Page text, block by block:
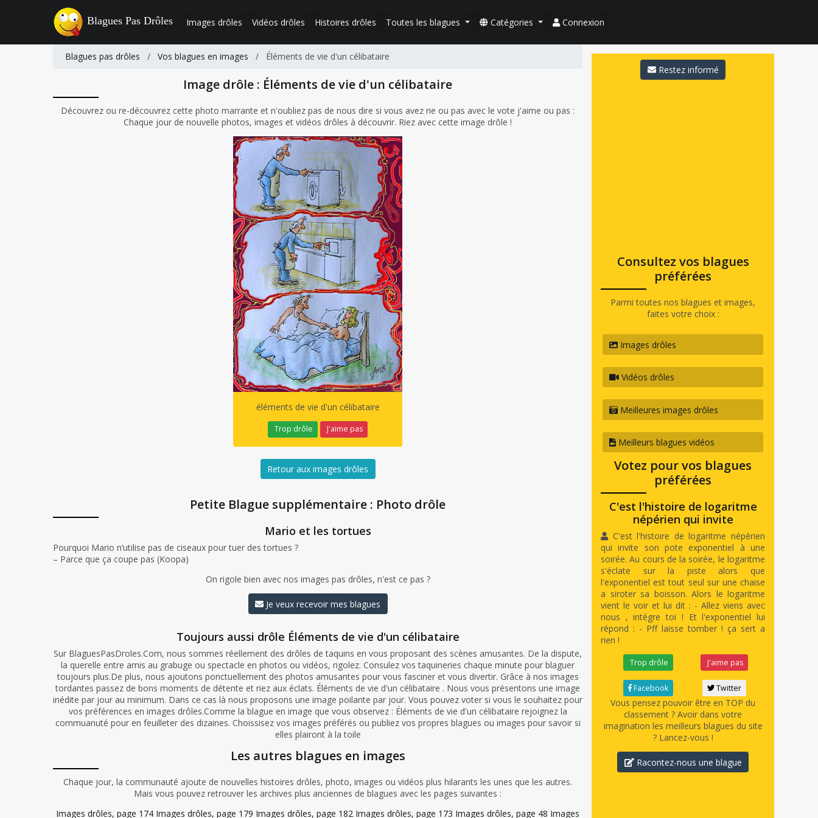
Blagues Pas Drôles Images drôles Vidéos drôles Histoires drôles Toutes les blagues Catégories Connexion
Blagues pas drôles / Vos blagues en images / Éléments de vie d'un célibataire
Image drôle : Éléments de vie d'un célibataire
Découvrez ou re-découvrez cette photo marrante et n'oubliez pas de nous dire si vous avez rie ou pas avec le vote j'aime ou pas :
Chaque jour de nouvelle photos, images et vidéos drôles à découvrir. Riez avec cette image drôle !
éléments de vie d'un célibataire
Trop drôle J'aime pas
Retour aux images drôles
Petite Blague supplémentaire : Photo drôle
Mario et les tortues
Pourquoi Mario n’utilise pas de ciseaux pour tuer des tortues ?
– Parce que ça coupe pas (Koopa)
On rigole bien avec nos images pas drôles, n'est ce pas ?
Je veux recevoir mes blagues
Toujours aussi drôle Éléments de vie d'un célibataire
Sur BlaguesPasDroles.Com, nous sommes réellement des drôles de taquins en vous proposant des scènes amusantes. De la dispute,
la querelle entre amis au grabuge ou spectacle en photos ou vidéos, rigolez. Consulez vos taquineries chaque minute pour blaguer
toujours plus.De plus, nous ajoutons ponctuellement des photos amusantes pour vous fasciner et vous divertir. Grâce à nos images
tordantes passez de bons moments de détente et riez aux éclats. Éléments de vie d'un célibataire . Nous vous présentons une image
inédite par jour au minimum. Dans ce cas là nous proposons une image poilante par jour. Vous pouvez voter si vous le souhaitez pour
vos préférences en images drôles.Comme la blague en image que vous observez : Éléments de vie d'un célibataire rejoignez la
commuanuté pour en feuilleter des dizaines. Choissisez vos images préférés ou publiez vos propres blagues ou images pour savoir si
elles plairont à la toile
Les autres blagues en images
Chaque jour, la communauté ajoute de nouvelles histoires drôles, photo, images ou vidéos plus hilarants les unes que les autres.
Mais vous pouvez retrouver les archives plus anciennes de blagues avec les pages suivantes :
Images drôles, page 174 Images drôles, page 179 Images drôles, page 182 Images drôles, page 173 Images drôles, page 48 Images
Restez informé
Consultez vos blagues
préférées
Parmi toutes nos blagues et images,
faites votre choix :
Images drôles
Vidéos drôles
Meilleures images drôles
Meilleurs blagues vidéos
Votez pour vos blagues
préférées
C'est l'histoire de logaritme
népérien qui invite
C'est l'histoire de logaritme népérien
qui invite son pote exponentiel à une
soirée. Au cours de la soirée, le logaritme
s'éclate sur la piste alors que
l'exponentiel est tout seul sur une chaise
a siroter sa boisson. Alors le logaritme
vient le voir et lui dit : - Allez viens avec
nous , intégre toi ! Et l'exponentiel lui
répond : - Pff laisse tomber ! ça sert a
rien !
Trop drôle
Facebook
J'aime pas
Twitter
Vous pensez pouvoir être en TOP du
classement ? Avoir dans votre
imagination les meilleurs blagues du site
? Lancez-vous !
Racontez-nous une blague